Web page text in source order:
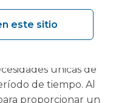
de trabajo y áreas
quirúrgicos
únicas de
de tiempo. Al
proporcionar un
este sitio